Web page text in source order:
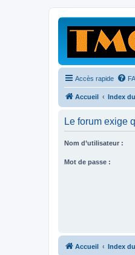
Accès rapide
Accueil Index
Le forum exige
Nom d’utilisateur :
Mot de passe :
Accueil Index